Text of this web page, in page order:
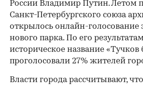
России Владимир Путин. Летом
Санкт-Петербургского союза
открылось онлайн-голосование
нового парка. По его
историческое название «Тучков
проголосовали 27% жителей
Власти города рассчитывают, что